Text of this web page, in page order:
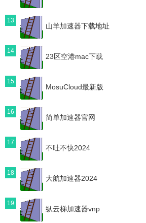
13
山羊加速器下载地址
14
23区空港mac下载
15
MosuCloud最新版
16
简单加速器官网
17
不吐不快2024
18
大航加速器2024
19
纵云梯加速器vnp